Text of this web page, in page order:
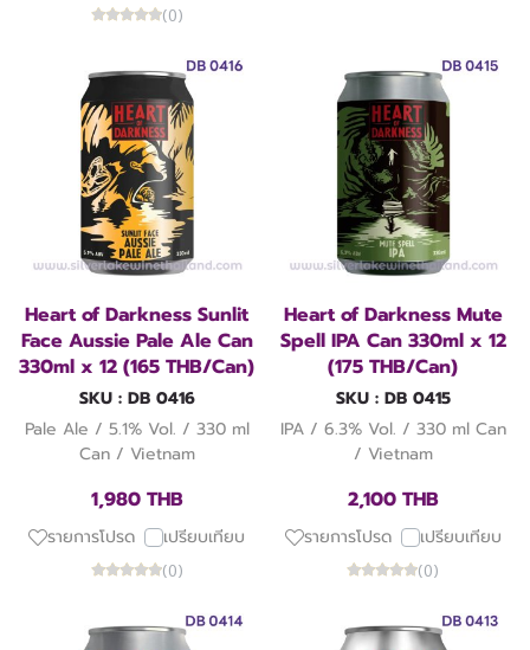
(0)
Heart of Darkness Sunlit
Face Aussie Pale Ale Can
330ml x 12 (165 THB/Can)
SKU : DB 0416
Pale Ale / 5.1% Vol. / 330 ml
Can / Vietnam
1,980 THB
รายการโปรด เปรียบเทียบ
(0)
Heart of Darkness Mute
Spell IPA Can 330ml x 12
(175 THB/Can)
SKU : DB 0415
IPA / 6.3% Vol. / 330 ml Can
/ Vietnam
2,100 THB
รายการโปรด เปรียบเทียบ
(0)